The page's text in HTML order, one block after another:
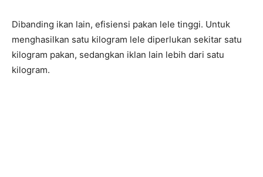
Dibanding ikan lain, efisiensi pakan lele tinggi. Untuk
menghasilkan satu kilogram lele diperlukan sekitar satu
kilogram pakan, sedangkan iklan lain lebih dari satu
kilogram.